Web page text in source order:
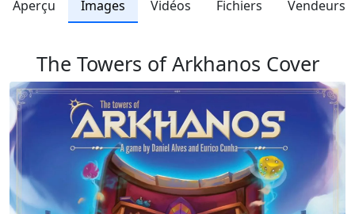
Aperçu Images Vidéos Fichiers Vendeurs
The Towers of Arkhanos Cover